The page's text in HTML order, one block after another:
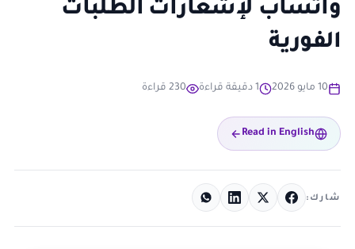
واتساب لإشعارات الطلبات
الفورية
10 مايو 2026 1 دقيقة قراءة 230 قراءة
Read in English
شارك: